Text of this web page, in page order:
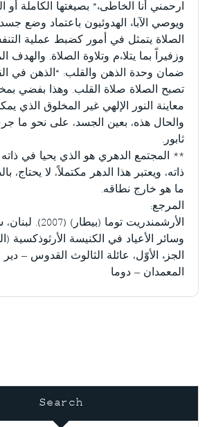
ارحمني أنا الخاطىء” بصيغتها الكاملة أو
ويوصي الآباء الهدوئيون باعتماد وضع
الصلاة يتمثل في أمور كضبط عملية
وزفيراً بما يتلاءم وتلاوة الصلاة. والهدف
ضمان وحدة الذهن والقلب: “الذهن في
تصبح الصلاة صلاة القلب. وهذا بفضي
معاينة النور الإلهي غير المخلوق الذي
والحال هذه، بعين الجسد، على نحو ما
ثابور.
** المجتمع الدهري هو الذي يحيا في
ذاته، ويعتبر هذا الدهر مكتملاً، لا يحتاج،
ما هو خارج نطاقه.
المرجع:
الأرشمندريت توما
وسائر الأعياد في الكنيسة الأرثوذكسية
الجزء الأوّل، عائلة الثالوث القدوس –
المعمدان – دوما
Search